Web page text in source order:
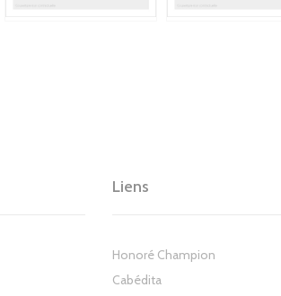
Liens
Honoré Champion
Cabédita